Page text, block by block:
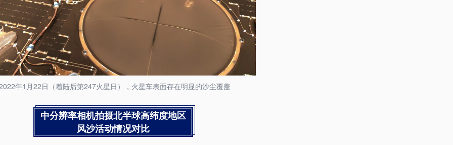
年1月22日（着陆后第247火星日），火星车表面存在明显的沙尘覆盖
中分辨率相机拍摄北半球高纬度地区
风沙活动情况对比